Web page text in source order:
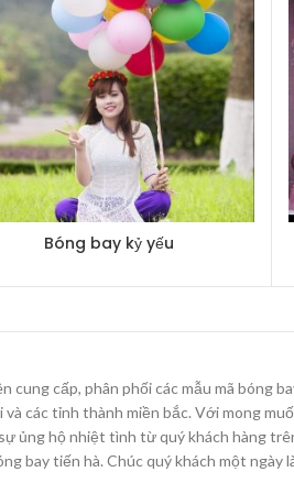
Bóng bay kỷ yếu
cung cấp, phân phối các mẫu mã bóng
và các tỉnh thành miền bắc. Với mong
ủng hộ nhiệt tình từ quý khách hàng
bay tiến hà. Chúc quý khách một ngày